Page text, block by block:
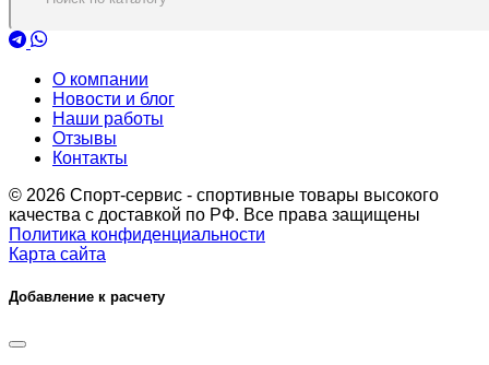
О компании
Новости и блог
Наши работы
Отзывы
Контакты
© 2026 Спорт-сервис - спортивные товары высокого
качества с доставкой по РФ. Все права защищены
Политика конфиденциальности
Карта сайта
Добавление к расчету